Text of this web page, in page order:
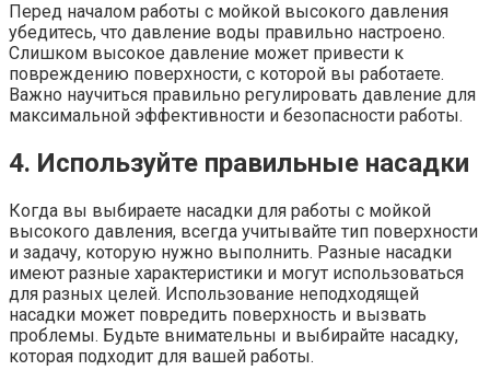
Перед началом работы с мойкой высокого давления
убедитесь, что давление воды правильно настроено.
Слишком высокое давление может привести к
повреждению поверхности, с которой вы работаете.
Важно научиться правильно регулировать давление для
максимальной эффективности и безопасности работы.
4. Используйте правильные насадки
Когда вы выбираете насадки для работы с мойкой
высокого давления, всегда учитывайте тип поверхности
и задачу, которую нужно выполнить. Разные насадки
имеют разные характеристики и могут использоваться
для разных целей. Использование неподходящей
насадки может повредить поверхность и вызвать
проблемы. Будьте внимательны и выбирайте насадку,
которая подходит для вашей работы.